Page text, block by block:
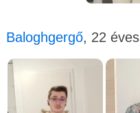
Baloghgergő, 22 éves